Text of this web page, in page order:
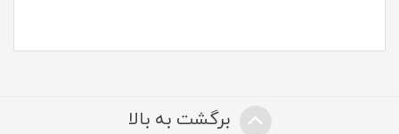
برگشت به بالا